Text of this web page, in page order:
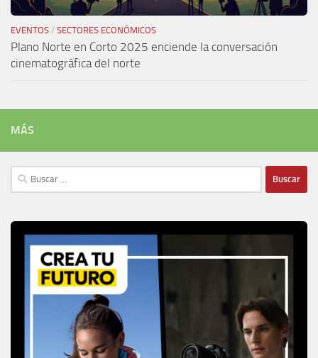
EVENTOS / SECTORES ECONÓMICOS
Plano Norte en Corto 2025 enciende la conversación
cinematográfica del norte
MÁS
Buscar: